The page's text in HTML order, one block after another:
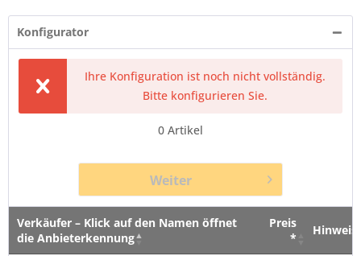
Konfigurator
Ihre Konfiguration ist noch nicht vollständig.
Bitte konfigurieren Sie.
0 Artikel
Weiter
Verkäufer – Klick auf den Namen öffnet
die Anbieterkennung
Preis
*
Hinweis